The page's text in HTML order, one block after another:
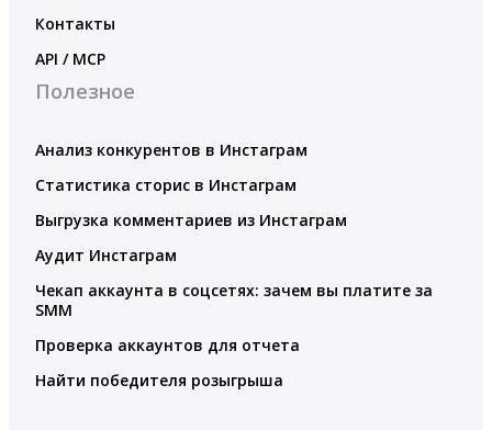
Контакты
API / MCP
Полезное
Анализ конкурентов в Инстаграм
Статистика сторис в Инстаграм
Выгрузка комментариев из Инстаграм
Аудит Инстаграм
Чекап аккаунта в соцсетях: зачем вы платите за
SMM
Проверка аккаунтов для отчета
Найти победителя розыгрыша